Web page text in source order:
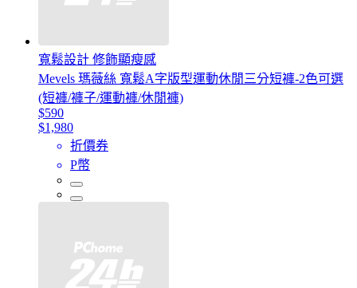
寬鬆設計 修飾顯瘦感
Mevels 瑪薇絲 寬鬆A字版型運動休閒三分短褲-2色可選
(短褲/褲子/運動褲/休閒褲)
$590
$1,980
折價券
P幣